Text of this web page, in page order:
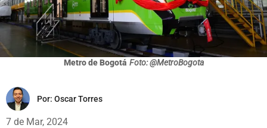
Metro de Bogotá Foto: @MetroBogota
Por: Oscar Torres
7 de Mar, 2024